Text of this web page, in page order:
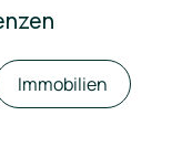
Immobilien